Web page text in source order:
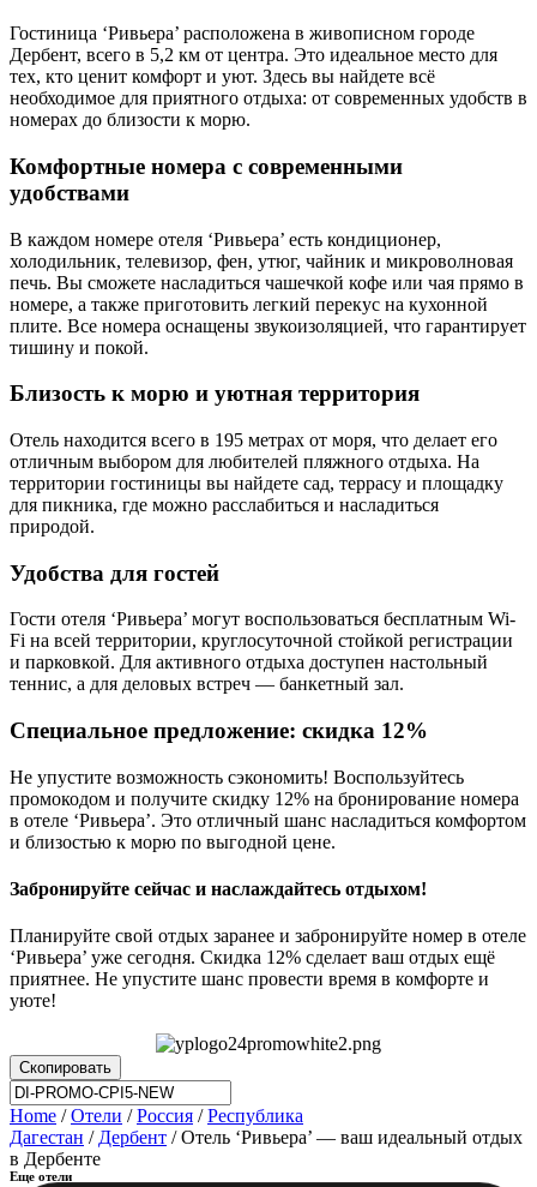
Гостиница ‘Ривьера’ расположена в живописном городе
Дербент, всего в 5,2 км от центра. Это идеальное место для
тех, кто ценит комфорт и уют. Здесь вы найдете всё
необходимое для приятного отдыха: от современных удобств в
номерах до близости к морю.
Комфортные номера с современными
удобствами
В каждом номере отеля ‘Ривьера’ есть кондиционер,
холодильник, телевизор, фен, утюг, чайник и микроволновая
печь. Вы сможете насладиться чашечкой кофе или чая прямо в
номере, а также приготовить легкий перекус на кухонной
плите. Все номера оснащены звукоизоляцией, что гарантирует
тишину и покой.
Близость к морю и уютная территория
Отель находится всего в 195 метрах от моря, что делает его
отличным выбором для любителей пляжного отдыха. На
территории гостиницы вы найдете сад, террасу и площадку
для пикника, где можно расслабиться и насладиться
природой.
Удобства для гостей
Гости отеля ‘Ривьера’ могут воспользоваться бесплатным Wi-
Fi на всей территории, круглосуточной стойкой регистрации
и парковкой. Для активного отдыха доступен настольный
теннис, а для деловых встреч — банкетный зал.
Специальное предложение: скидка 12%
Не упустите возможность сэкономить! Воспользуйтесь
промокодом и получите скидку 12% на бронирование номера
в отеле ‘Ривьера’. Это отличный шанс насладиться комфортом
и близостью к морю по выгодной цене.
Забронируйте сейчас и наслаждайтесь отдыхом!
Планируйте свой отдых заранее и забронируйте номер в отеле
‘Ривьера’ уже сегодня. Скидка 12% сделает ваш отдых ещё
приятнее. Не упустите шанс провести время в комфорте и
уюте!
Скопировать
Home /Отели /Россия /Республика
Дагестан / Дербент / Отель ‘Ривьера’ — ваш идеальный отдых
в Дербенте
Еще отели